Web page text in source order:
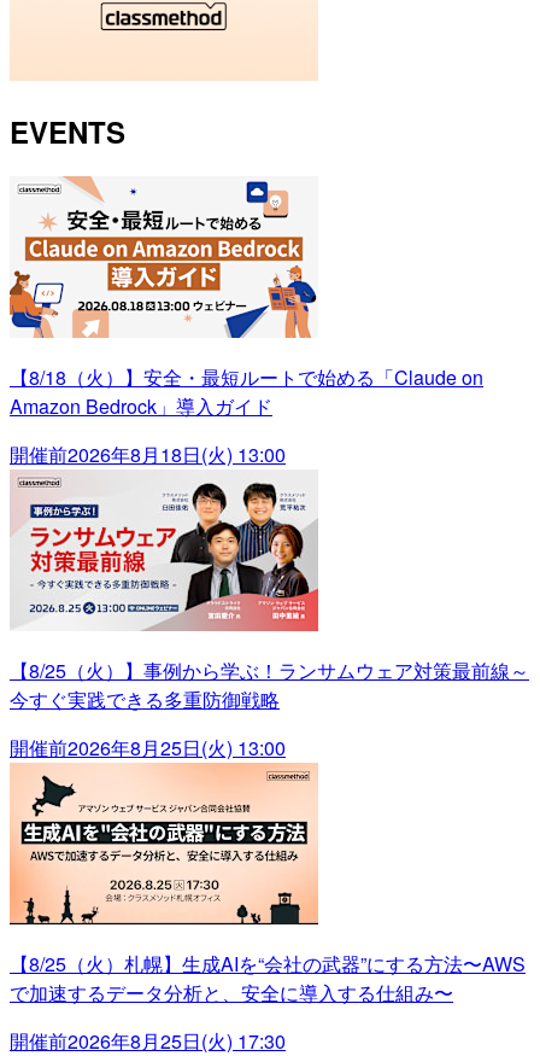
EVENTS
【8/18（火）】安全・最短ルートで始める「Claude on
Amazon Bedrock」導入ガイド
開催前2026年8月18日(火) 13:00
【8/25（火）】事例から学ぶ！ランサムウェア対策最前線～
今すぐ実践できる多重防御戦略
開催前2026年8月25日(火) 13:00
【8/25（火）札幌】生成AIを“会社の武器”にする方法〜AWS
で加速するデータ分析と、安全に導入する仕組み〜
開催前2026年8月25日(火) 17:30